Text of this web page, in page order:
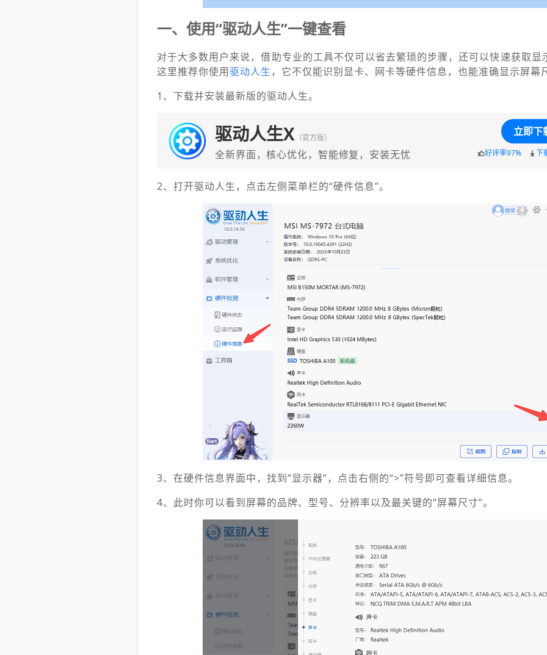
一、使用“驱动人生”一键查看
对于大多数用户来说，借助专业的工具不仅可以省去繁琐的步骤，还可以快速获取显
这里推荐你使用驱动人生 ，它不仅能识别显卡、网卡等硬件信息，也能准确显示屏幕
1、下载并安装最新版的驱动人生。
驱动人生X （官方版）
全新界面，核心优化，智能修复，安装无忧
立即下
好评率97% 下
2、打开驱动人生，点击左侧菜单栏的“硬件信息”。
3、在硬件信息界面中，找到“显示器”，点击右侧的“>”符号即可查看详细信息。
4、此时你可以看到屏幕的品牌、型号、分辨率以及最关键的“屏幕尺寸”。